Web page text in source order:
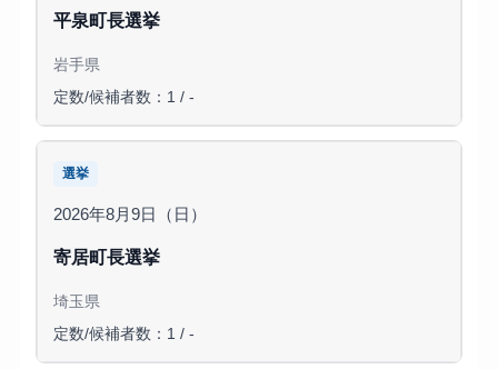
平泉町長選挙
岩手県
定数/候補者数：1 / -
選挙
2026年8月9日（日）
寄居町長選挙
埼玉県
定数/候補者数：1 / -